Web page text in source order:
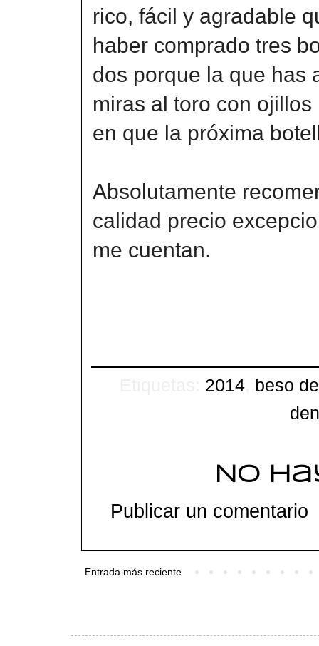
rico, fácil y agradable
haber comprado tres
dos porque la que has
miras al toro con
en que la próxima
Absolutamente
calidad precio
me cuentan.
2014 beso
No
Publicar un comentario
Entrada más reciente